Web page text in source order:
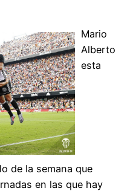
Mario
Alberto
esta
de la semana que
en las que hay